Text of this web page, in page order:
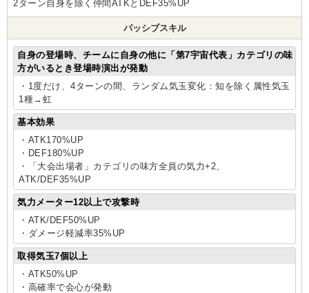
2ターン自身を除く仲間ATKとDEF35%UP
パッシブスキル
自身の登場時、チームに自身の他に「第7宇宙代表」カテゴリの味
方がいるとき登場時演出が発動
・1度だけ、4ターンの間、ランダム気玉変化：知を除く属性気玉
1種→虹
基本効果
・ATK170%UP
・DEF180%UP
・「大会出場者」カテゴリの味方全員の気力+2、
ATK/DEF35%UP
気力メーター12以上で攻撃時
・ATK/DEF50%UP
・ダメージ軽減率35%UP
取得気玉7個以上
・ATK50%UP
・高確率で会心が発動